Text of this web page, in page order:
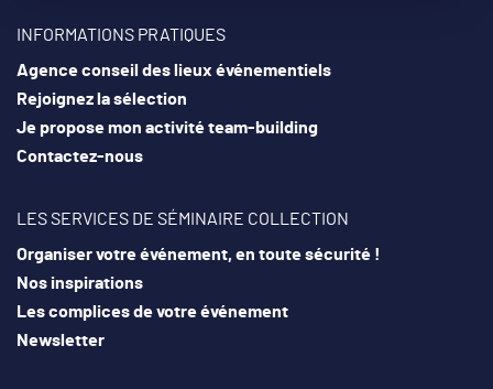
INFORMATIONS PRATIQUES
Agence conseil des lieux événementiels
Rejoignez la sélection
Je propose mon activité team-building
Contactez-nous
LES SERVICES DE SÉMINAIRE COLLECTION
Organiser votre événement, en toute sécurité !
Nos inspirations
Les complices de votre événement
Newsletter